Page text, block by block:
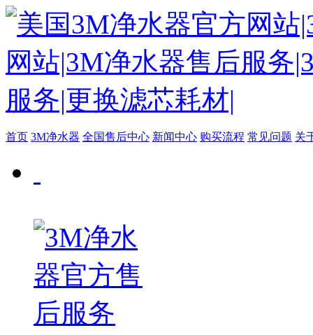
首页 3M净水器 全国售后中心 新闻中心 购买流程 常见问题 关